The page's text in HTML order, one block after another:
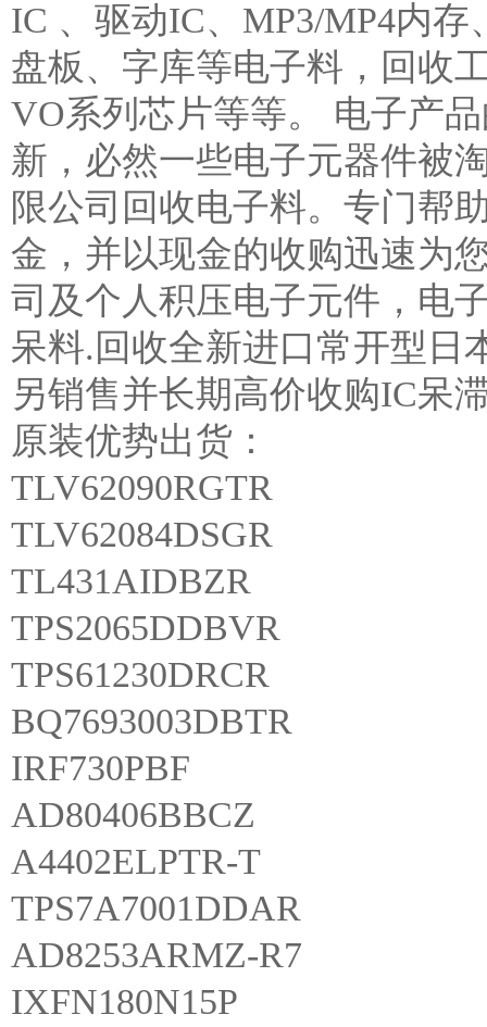
IC 、驱动IC、MP3/MP4内
盘板、字库等电子料，回收
VO系列芯片等等。 电子产
新，必然一些电子元器件被
限公司回收电子料。专门帮
金，并以现金的收购迅速为
司及个人积压电子元件，电
呆料.回收全新进口常开型日
另销售并长期高价收购IC呆
原装优势出货：
TLV62090RGTR
TLV62084DSGR
TL431AIDBZR
TPS2065DDBVR
TPS61230DRCR
BQ7693003DBTR
IRF730PBF
AD80406BBCZ
A4402ELPTR-T
TPS7A7001DDAR
AD8253ARMZ-R7
IXFN180N15P